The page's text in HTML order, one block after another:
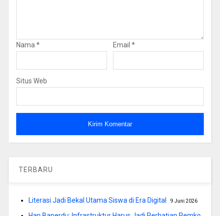
Nama* Email *
Situs Web
TERBARU
Literasi Jadi Bekal Utama Siswa di Era Digital 9 Juni 2026